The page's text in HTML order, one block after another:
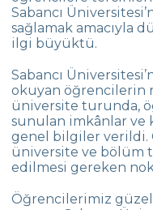
Çevre
Lisesi
Çevre Lisesi
Kabataş Model
Konferansından
Çevre Kolejinde
Yıldız Kız
Sabancı
sağlamak amacıyla
ilgi büyüktü.
Sabancı
okuyan öğrencilerin
üniversite turunda,
sunulan imkânlar ve
genel bilgiler verildi.
üniversite ve bölüm
edilmesi gereken
Öğrencilerimiz